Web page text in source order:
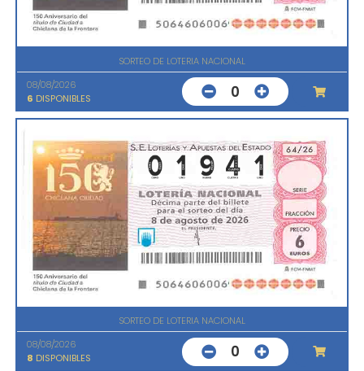
SORTEO DE LOTERIA NACIONAL
08/08/2026
6 DISPONIBLES 0
SORTEO DE LOTERIA NACIONAL
08/08/2026
8 DISPONIBLES 0